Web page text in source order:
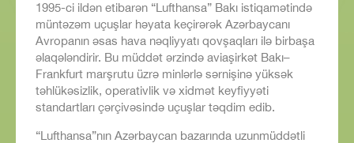
1995-ci ildən etibarən “Lufthansa” Bakı istiqamətində
müntəzəm uçuşlar həyata keçirərək Azərbaycanı
Avropanın əsas hava nəqliyyatı qovşaqları ilə birbaşa
əlaqələndirir. Bu müddət ərzində aviaşirkət Bakı–
Frankfurt marşrutu üzrə minlərlə sərnişinə yüksək
təhlükəsizlik, operativlik və xidmət keyfiyyəti
standartları çərçivəsində uçuşlar təqdim edib.
“Lufthansa”nın Azərbaycan bazarında uzunmüddətli